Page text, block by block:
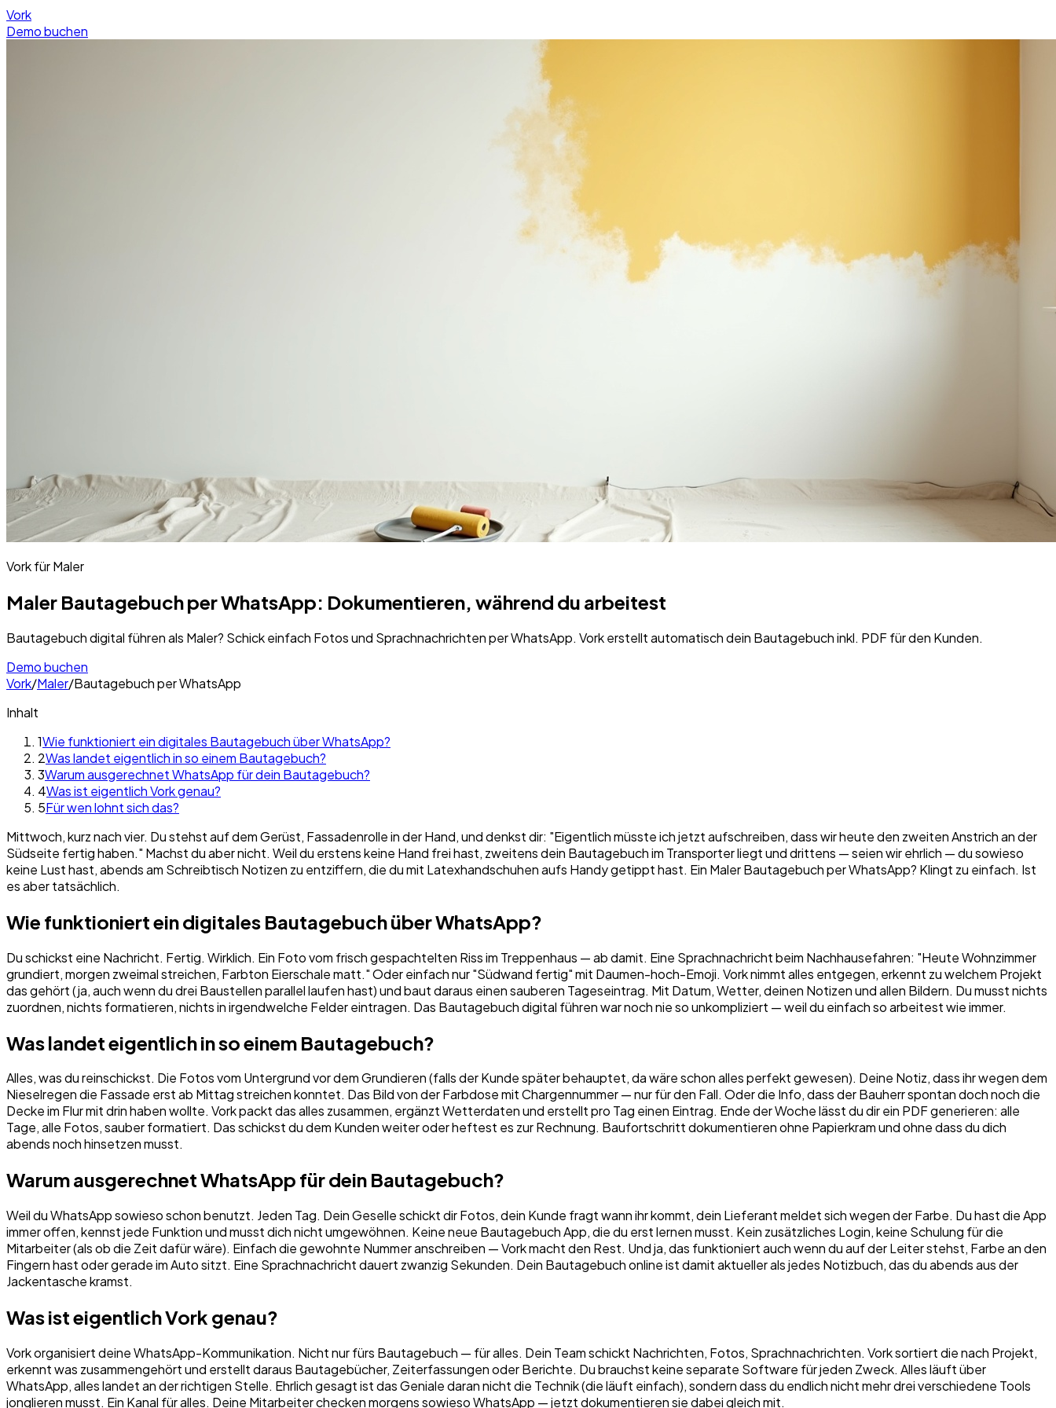
Vork
Demo buchen
Vork fürMaler
Maler Bautagebuch per WhatsApp: Dokumentieren, während du arbeitest
Bautagebuch digital führen als Maler? Schick einfach Fotos und Sprachnachrichten per WhatsApp. Vork erstellt automatisch dein Bautagebuch inkl. PDF für den Kunden.
Demo buchen
Vork/Maler/Bautagebuch per WhatsApp
Inhalt
1Wie funktioniert ein digitales Bautagebuch über WhatsApp?
2Was landet eigentlich in so einem Bautagebuch?
3Warum ausgerechnet WhatsApp für dein Bautagebuch?
4Was ist eigentlich Vork genau?
5Für wen lohnt sich das?
Mittwoch, kurz nach vier. Du stehst auf dem Gerüst, Fassadenrolle in der Hand, und denkst dir: "Eigentlich müsste ich jetzt aufschreiben, dass wir heute den zweiten Anstrich an der
Südseite fertig haben." Machst du aber nicht. Weil du erstens keine Hand frei hast, zweitens dein Bautagebuch im Transporter liegt und drittens — seien wir ehrlich — du sowieso
keine Lust hast, abends am Schreibtisch Notizen zu entziffern, die du mit Latexhandschuhen aufs Handy getippt hast. Ein Maler Bautagebuch per WhatsApp? Klingt zu einfach. Ist
es aber tatsächlich.
Wie funktioniert ein digitales Bautagebuch über WhatsApp?
Du schickst eine Nachricht. Fertig. Wirklich. Ein Foto vom frisch gespachtelten Riss im Treppenhaus — ab damit. Eine Sprachnachricht beim Nachhausefahren: "Heute Wohnzimmer
grundiert, morgen zweimal streichen, Farbton Eierschale matt." Oder einfach nur "Südwand fertig" mit Daumen-hoch-Emoji. Vork nimmt alles entgegen, erkennt zu welchem Projekt
das gehört (ja, auch wenn du drei Baustellen parallel laufen hast) und baut daraus einen sauberen Tageseintrag. Mit Datum, Wetter, deinen Notizen und allen Bildern. Du musst nichts
zuordnen, nichts formatieren, nichts in irgendwelche Felder eintragen. Das Bautagebuch digital führen war noch nie so unkompliziert — weil du einfach so arbeitest wie immer.
Was landet eigentlich in so einem Bautagebuch?
Alles, was du reinschickst. Die Fotos vom Untergrund vor dem Grundieren (falls der Kunde später behauptet, da wäre schon alles perfekt gewesen). Deine Notiz, dass ihr wegen dem
Nieselregen die Fassade erst ab Mittag streichen konntet. Das Bild von der Farbdose mit Chargennummer — nur für den Fall. Oder die Info, dass der Bauherr spontan doch noch die
Decke im Flur mit drin haben wollte. Vork packt das alles zusammen, ergänzt Wetterdaten und erstellt pro Tag einen Eintrag. Ende der Woche lässt du dir ein PDF generieren: alle
Tage, alle Fotos, sauber formatiert. Das schickst du dem Kunden weiter oder heftest es zur Rechnung. Baufortschritt dokumentieren ohne Papierkram und ohne dass du dich
abends noch hinsetzen musst.
Warum ausgerechnet WhatsApp für dein Bautagebuch?
Weil du WhatsApp sowieso schon benutzt. Jeden Tag. Dein Geselle schickt dir Fotos, dein Kunde fragt wann ihr kommt, dein Lieferant meldet sich wegen der Farbe. Du hast die App
immer offen, kennst jede Funktion und musst dich nicht umgewöhnen. Keine neue Bautagebuch App, die du erst lernen musst. Kein zusätzliches Login, keine Schulung für die
Mitarbeiter (als ob die Zeit dafür wäre). Einfach die gewohnte Nummer anschreiben — Vork macht den Rest. Und ja, das funktioniert auch wenn du auf der Leiter stehst, Farbe an den
Fingern hast oder gerade im Auto sitzt. Eine Sprachnachricht dauert zwanzig Sekunden. Dein Bautagebuch online ist damit aktueller als jedes Notizbuch, das du abends aus der
Jackentasche kramst.
Was ist eigentlich Vork genau?
Vork organisiert deine WhatsApp-Kommunikation. Nicht nur fürs Bautagebuch — für alles. Dein Team schickt Nachrichten, Fotos, Sprachnachrichten. Vork sortiert die nach Projekt,
erkennt was zusammengehört und erstellt daraus Bautagebücher, Zeiterfassungen oder Berichte. Du brauchst keine separate Software für jeden Zweck. Alles läuft über
WhatsApp, alles landet an der richtigen Stelle. Ehrlich gesagt ist das Geniale daran nicht die Technik (die läuft einfach), sondern dass du endlich nicht mehr drei verschiedene Tools
jonglieren musst. Ein Kanal für alles. Deine Mitarbeiter checken morgens sowieso WhatsApp — jetzt dokumentieren sie dabei gleich mit.